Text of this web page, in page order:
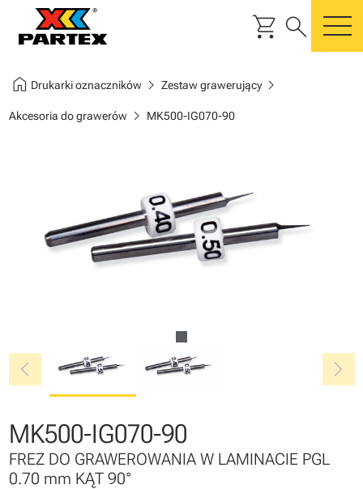
shopping_cart search
home Drukarki oznacznikówchevron_right Zestaw grawerującychevron_right
Akcesoria do grawerówchevron_right MK500-IG070-90
chevron_left chevron_right
MK500-IG070-90
FREZ DO GRAWEROWANIA W LAMINACIE PGL
0.70 mm KĄT 90°